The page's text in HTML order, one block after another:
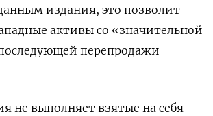
издания, это позволит
активы со «значительной
перепродажи
не выполняет взятые на себя